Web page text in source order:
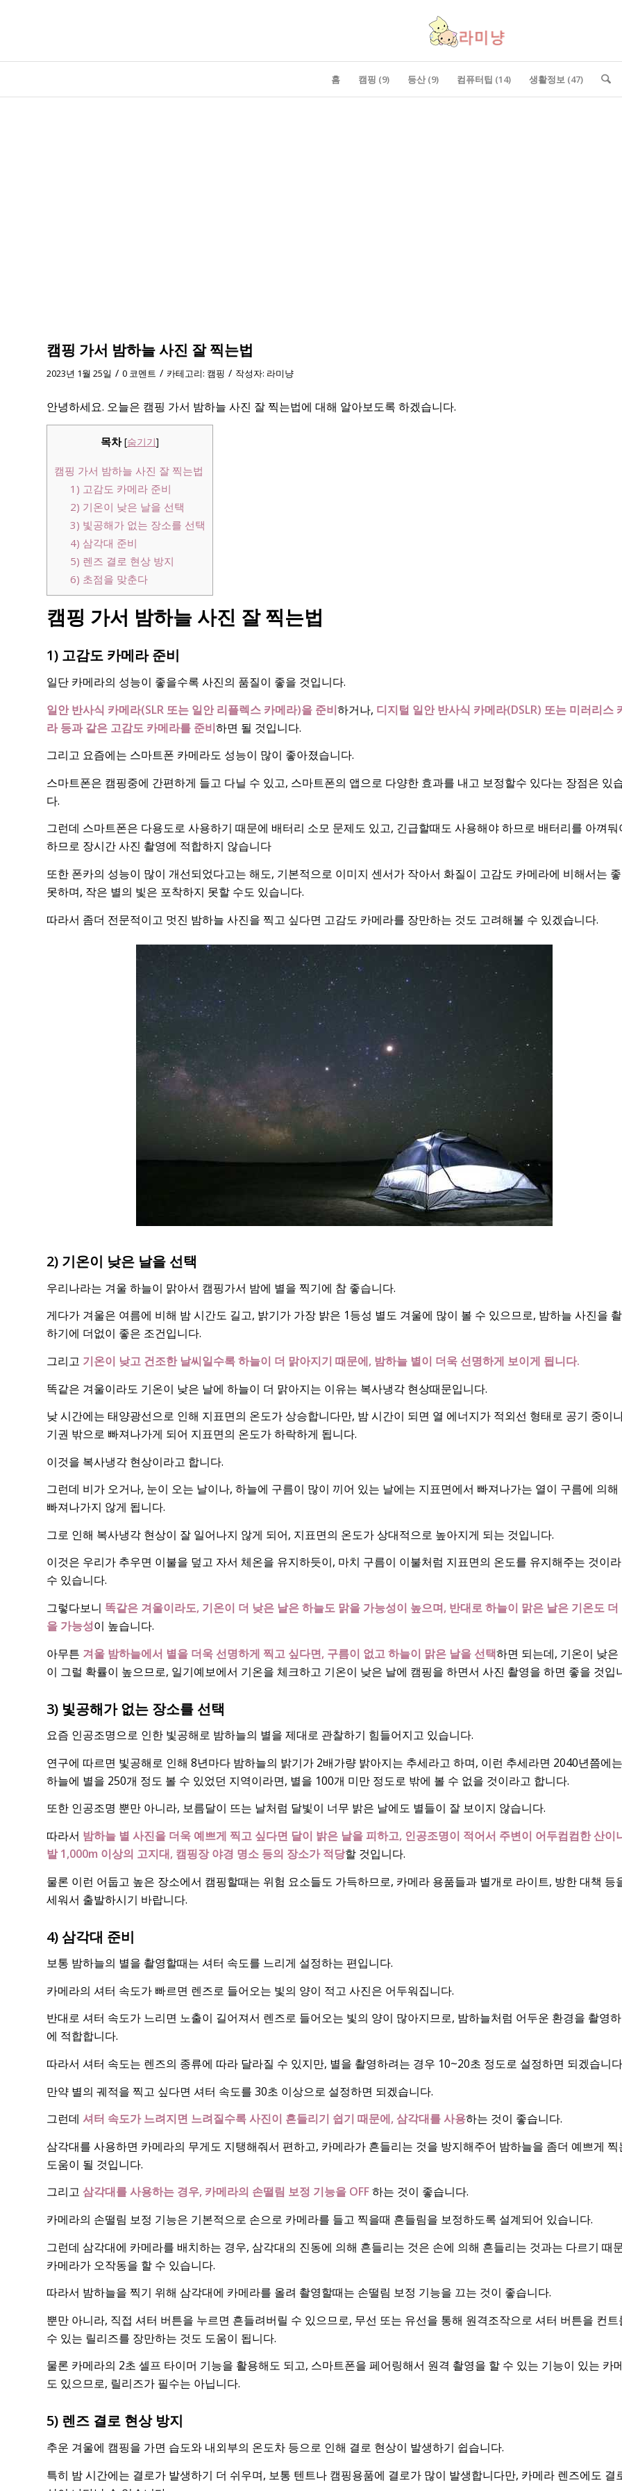
홈 캠핑 (9) 등산 (9) 컴퓨터팁 (14) 생활정보 (47)
캠핑 가서 밤하늘 사진 잘 찍는법
2023년 1월 25일 / 0 코멘트 / 카테고리: 캠핑 / 작성자: 라미냥
안녕하세요. 오늘은 캠핑 가서 밤하늘 사진 잘 찍는법에 대해 알아보도록 하겠습니다.
목차 [숨기기]
캠핑 가서 밤하늘 사진 잘 찍는법
1) 고감도 카메라 준비
2) 기온이 낮은 날을 선택
3) 빛공해가 없는 장소를 선택
4) 삼각대 준비
5) 렌즈 결로 현상 방지
6) 초점을 맞춘다
캠핑 가서 밤하늘 사진 잘 찍는법
1) 고감도 카메라 준비
일단 카메라의 성능이 좋을수록 사진의 품질이 좋을 것입니다.
일안 반사식 카메라(SLR 또는 일안 리플렉스 카메라)을 준비하거나, 디지털 일안 반사식 카메라(DSLR) 또는 미러리스
라 등과 같은 고감도 카메라를 준비하면 될 것입니다.
그리고 요즘에는 스마트폰 카메라도 성능이 많이 좋아졌습니다.
스마트폰은 캠핑중에 간편하게 들고 다닐 수 있고, 스마트폰의 앱으로 다양한 효과를 내고 보정할수 있다는 장점은 있
다.
그런데 스마트폰은 다용도로 사용하기 때문에 배터리 소모 문제도 있고, 긴급할때도 사용해야 하므로 배터리를 아껴둬
하므로 장시간 사진 촬영에 적합하지 않습니다
또한 폰카의 성능이 많이 개선되었다고는 해도, 기본적으로 이미지 센서가 작아서 화질이 고감도 카메라에 비해서는
못하며, 작은 별의 빛은 포착하지 못할 수도 있습니다.
따라서 좀더 전문적이고 멋진 밤하늘 사진을 찍고 싶다면 고감도 카메라를 장만하는 것도 고려해볼 수 있겠습니다.
2) 기온이 낮은 날을 선택
우리나라는 겨울 하늘이 맑아서 캠핑가서 밤에 별을 찍기에 참 좋습니다.
게다가 겨울은 여름에 비해 밤 시간도 길고, 밝기가 가장 밝은 1등성 별도 겨울에 많이 볼 수 있으므로, 밤하늘 사진을
하기에 더없이 좋은 조건입니다.
그리고 기온이 낮고 건조한 날씨일수록 하늘이 더 맑아지기 때문에, 밤하늘 별이 더욱 선명하게 보이게 됩니다.
똑같은 겨울이라도 기온이 낮은 날에 하늘이 더 맑아지는 이유는 복사냉각 현상때문입니다.
낮 시간에는 태양광선으로 인해 지표면의 온도가 상승합니다만, 밤 시간이 되면 열 에너지가 적외선 형태로 공기 중이
기권 밖으로 빠져나가게 되어 지표면의 온도가 하락하게 됩니다.
이것을 복사냉각 현상이라고 합니다.
그런데 비가 오거나, 눈이 오는 날이나, 하늘에 구름이 많이 끼어 있는 날에는 지표면에서 빠져나가는 열이 구름에 의해
빠져나가지 않게 됩니다.
그로 인해 복사냉각 현상이 잘 일어나지 않게 되어, 지표면의 온도가 상대적으로 높아지게 되는 것입니다.
이것은 우리가 추우면 이불을 덮고 자서 체온을 유지하듯이, 마치 구름이 이불처럼 지표면의 온도를 유지해주는 것이
수 있습니다.
그렇다보니 똑같은 겨울이라도, 기온이 더 낮은 날은 하늘도 맑을 가능성이 높으며, 반대로 하늘이 맑은 날은 기온도 더
을 가능성이 높습니다.
아무튼 겨울 밤하늘에서 별을 더욱 선명하게 찍고 싶다면, 구름이 없고 하늘이 맑은 날을 선택하면 되는데, 기온이 낮은
이 그럴 확률이 높으므로, 일기예보에서 기온을 체크하고 기온이 낮은 날에 캠핑을 하면서 사진 촬영을 하면 좋을 것입
3) 빛공해가 없는 장소를 선택
요즘 인공조명으로 인한 빛공해로 밤하늘의 별을 제대로 관찰하기 힘들어지고 있습니다.
연구에 따르면 빛공해로 인해 8년마다 밤하늘의 밝기가 2배가량 밝아지는 추세라고 하며, 이런 추세라면 2040년쯤에
하늘에 별을 250개 정도 볼 수 있었던 지역이라면, 별을 100개 미만 정도로 밖에 볼 수 없을 것이라고 합니다.
또한 인공조명 뿐만 아니라, 보름달이 뜨는 날처럼 달빛이 너무 밝은 날에도 별들이 잘 보이지 않습니다.
따라서 밤하늘 별 사진을 더욱 예쁘게 찍고 싶다면 달이 밝은 날을 피하고, 인공조명이 적어서 주변이 어두컴컴한 산이
발 1,000m 이상의 고지대, 캠핑장 야경 명소 등의 장소가 적당할 것입니다.
물론 이런 어둡고 높은 장소에서 캠핑할때는 위험 요소들도 가득하므로, 카메라 용품들과 별개로 라이트, 방한 대책 등
세워서 출발하시기 바랍니다.
4) 삼각대 준비
보통 밤하늘의 별을 촬영할때는 셔터 속도를 느리게 설정하는 편입니다.
카메라의 셔터 속도가 빠르면 렌즈로 들어오는 빛의 양이 적고 사진은 어두워집니다.
반대로 셔터 속도가 느리면 노출이 길어져서 렌즈로 들어오는 빛의 양이 많아지므로, 밤하늘처럼 어두운 환경을 촬영
에 적합합니다.
따라서 셔터 속도는 렌즈의 종류에 따라 달라질 수 있지만, 별을 촬영하려는 경우 10~20초 정도로 설정하면 되겠습니
만약 별의 궤적을 찍고 싶다면 셔터 속도를 30초 이상으로 설정하면 되겠습니다.
그런데 셔터 속도가 느려지면 느려질수록 사진이 흔들리기 쉽기 때문에, 삼각대를 사용하는 것이 좋습니다.
삼각대를 사용하면 카메라의 무게도 지탱해줘서 편하고, 카메라가 흔들리는 것을 방지해주어 밤하늘을 좀더 예쁘게 찍
도움이 될 것입니다.
그리고 삼각대를 사용하는 경우, 카메라의 손떨림 보정 기능을 OFF하는 것이 좋습니다.
카메라의 손떨림 보정 기능은 기본적으로 손으로 카메라를 들고 찍을때 흔들림을 보정하도록 설계되어 있습니다.
그런데 삼각대에 카메라를 배치하는 경우, 삼각대의 진동에 의해 흔들리는 것은 손에 의해 흔들리는 것과는 다르기 때
카메라가 오작동을 할 수 있습니다.
따라서 밤하늘을 찍기 위해 삼각대에 카메라를 올려 촬영할때는 손떨림 보정 기능을 끄는 것이 좋습니다.
뿐만 아니라, 직접 셔터 버튼을 누르면 흔들려버릴 수 있으므로, 무선 또는 유선을 통해 원격조작으로 셔터 버튼을 컨트
수 있는 릴리즈를 장만하는 것도 도움이 됩니다.
물론 카메라의 2초 셀프 타이머 기능을 활용해도 되고, 스마트폰을 페어링해서 원격 촬영을 할 수 있는 기능이 있는 카
도 있으므로, 릴리즈가 필수는 아닙니다.
5) 렌즈 결로 현상 방지
추운 겨울에 캠핑을 가면 습도와 내외부의 온도차 등으로 인해 결로 현상이 발생하기 쉽습니다.
특히 밤 시간에는 결로가 발생하기 더 쉬우며, 보통 텐트나 캠핑용품에 결로가 많이 발생합니다만, 카메라 렌즈에도 결